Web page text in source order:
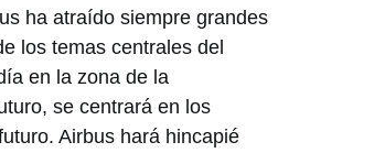
ha atraído siempre grandes
los temas centrales del
en la zona de la
se centrará en los
Airbus hará hincapié